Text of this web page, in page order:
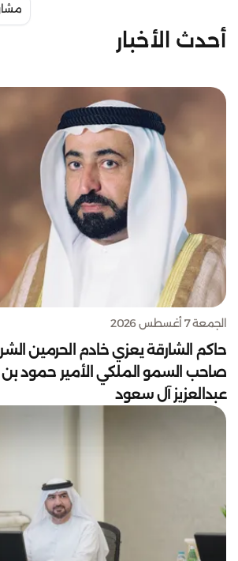
أحدث الأخبار
الجمعة 7 أغسطس 2026
حاكم الشارقة يعزي خادم الحرمين
صاحب السمو الملكي الأمير حمود
عبدالعزيز آل سعود